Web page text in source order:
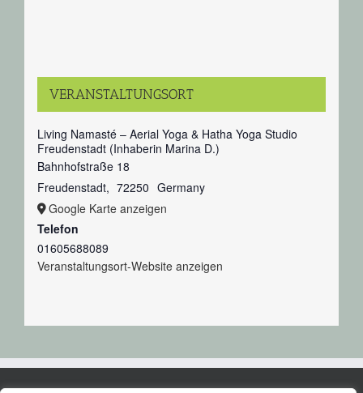
VERANSTALTUNGSORT
Living Namasté – Aerial Yoga & Hatha Yoga Studio
Freudenstadt (Inhaberin Marina D.)
Bahnhofstraße 18
Freudenstadt, 72250 Germany
Google Karte anzeigen
Telefon
01605688089
Veranstaltungsort-Website anzeigen